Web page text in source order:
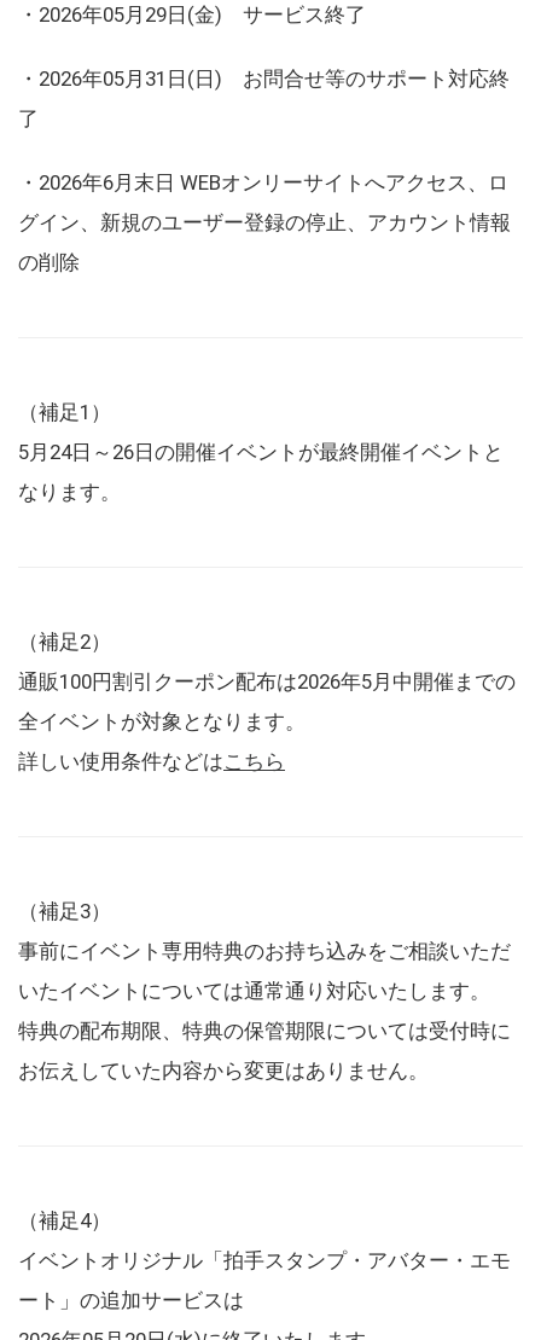
・2026年05月29日(金) サービス終了
・2026年05月31日(日) お問合せ等のサポート対応終
了
・2026年6月末日 WEBオンリーサイトへアクセス、ロ
グイン、新規のユーザー登録の停止、アカウント情報
の削除
（補足1）
5月24日～26日の開催イベントが最終開催イベントと
なります。
（補足2）
通販100円割引クーポン配布は2026年5月中開催までの
全イベントが対象となります。
詳しい使用条件などはこちら
（補足3）
事前にイベント専用特典のお持ち込みをご相談いただ
いたイベントについては通常通り対応いたします。
特典の配布期限、特典の保管期限については受付時に
お伝えしていた内容から変更はありません。
（補足4）
イベントオリジナル「拍手スタンプ・アバター・エモ
ート」の追加サービスは